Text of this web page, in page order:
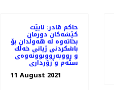
حاكم قادر: نابێت
كێشەكان دورمان
بخاتەوە لە هەوڵدان بۆ
باشكردنی ژیانی خەڵك
و ڕووبەڕووبوونەوەی
ستەم و زۆرداری
11 August 2021